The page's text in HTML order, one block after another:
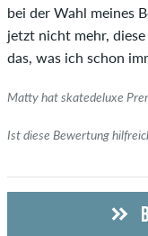
bei der Wahl meines
jetzt nicht mehr,
das, was ich schon
Matty hat skatedeluxe
Ist diese Bewertung